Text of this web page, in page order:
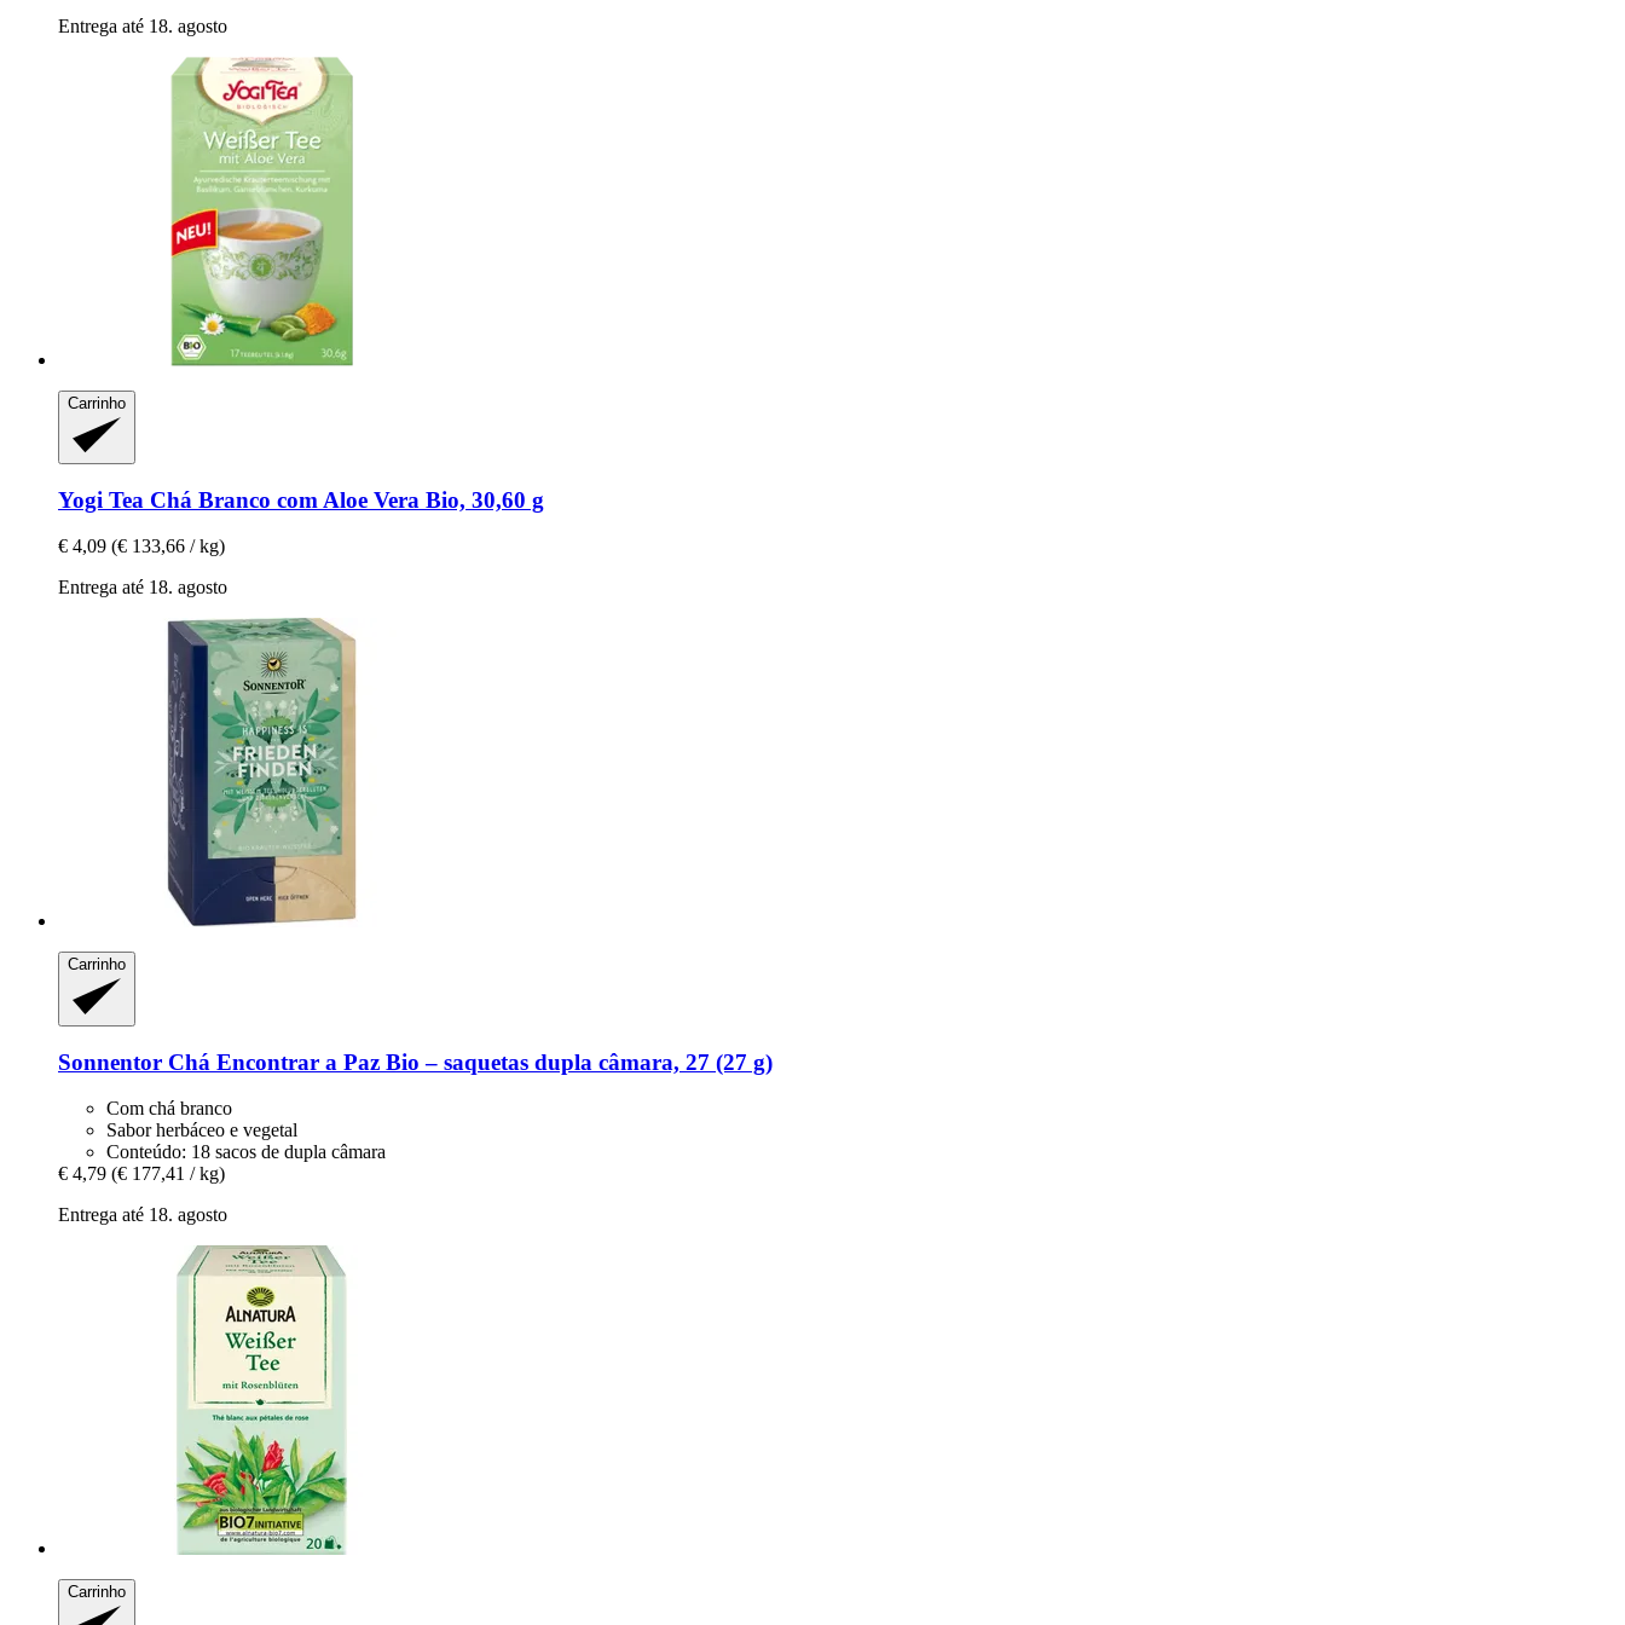
Entrega até 18. agosto
Carrinho
Yogi Tea Chá Branco com Aloe Vera Bio, 30,60 g
€ 4,09 (€ 133,66 / kg)
Entrega até 18. agosto
Carrinho
Sonnentor Chá Encontrar a Paz Bio – saquetas dupla câmara, 27 (27 g)
Com chá branco
Sabor herbáceo e vegetal
Conteúdo: 18 sacos de dupla câmara
€ 4,79 (€ 177,41 / kg)
Entrega até 18. agosto
Carrinho